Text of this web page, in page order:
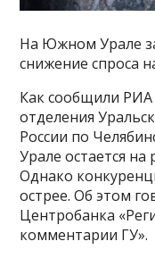
На Южном Урале
снижение спроса
Как сообщили РИА
отделения
России по
Урале остается
Однако
острее. Об этом
Центробанка
комментарии ГУ».